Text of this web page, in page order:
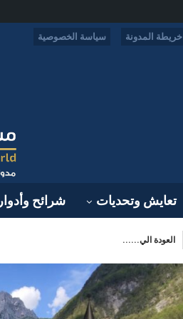
خريطة المدونة سياسة الخصوصية
تعايش وتحديات شرائح وأدوار
العودة الي......